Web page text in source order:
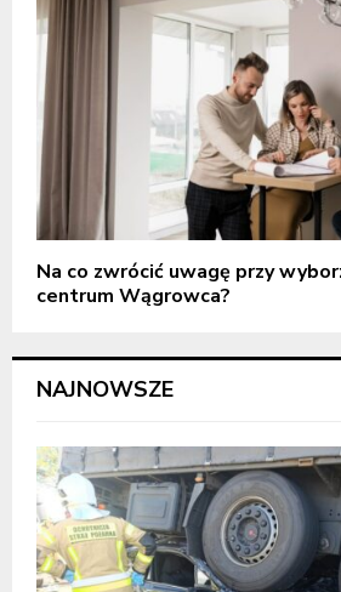
Na co zwrócić uwagę przy
centrum Wągrowca?
NAJNOWSZE